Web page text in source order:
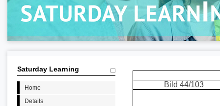
Saturday Learning
Home
Details
Bild 44/103